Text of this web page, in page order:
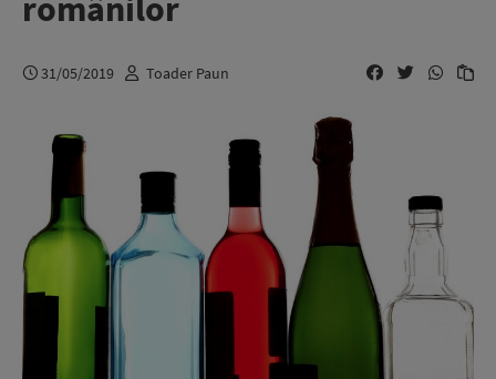
românilor
31/05/2019 Toader Paun